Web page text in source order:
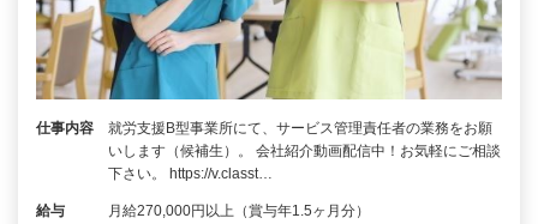
仕事内容
就労支援B型事業所にて、サービス管理責任者の業務をお願
いします（候補生）。 会社紹介動画配信中！お気軽にご相談
下さい。 https://v.classt…
給与 月給270,000円以上（賞与年1.5ヶ月分）